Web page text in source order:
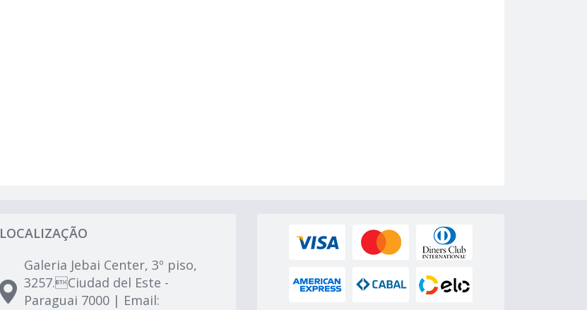
LOCALIZAÇÃO
Galeria Jebai Center, 3º piso,
3257.Ciudad del Este -
Paraguai 7000 | Email: